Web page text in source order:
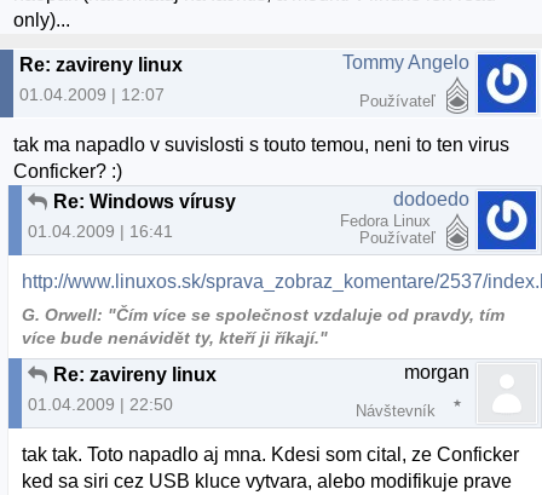
only)...
Re: zavireny linux
01.04.2009 | 12:07
Tommy Angelo
Používateľ
tak ma napadlo v suvislosti s touto temou, neni to ten virus
Conficker? :)
Re: Windows vírusy
01.04.2009 | 16:41
dodoedo
Fedora Linux
Používateľ
http://www.linuxos.sk/sprava_zobraz_komentare/2537/
G. Orwell: "Čím více se společnost vzdaluje od pravdy, tím
více bude nenávidět ty, kteří ji říkají."
Re: zavireny linux
01.04.2009 | 22:50
morgan
Návštevník
tak tak. Toto napadlo aj mna. Kdesi som cital, ze Conficker
ked sa siri cez USB kluce vytvara, alebo modifikuje prave